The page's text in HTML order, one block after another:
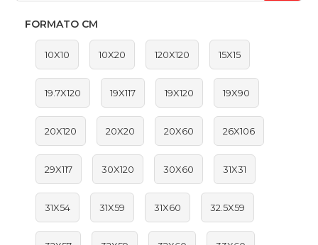
FORMATO CM
10X10 10X20 120X120 15X15
19.7X120 19X117 19X120 19X90
20X120 20X20 20X60 26X106
29X117 30X120 30X60 31X31
31X54 31X59 31X60 32.5X59